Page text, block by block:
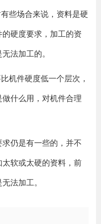
些场合来说，资料是硬
硬度要求，加工的资
法加工的。
机件硬度低一个层次，
什么用，对机件合理
仍是有一些的，并不
软或太硬的资料，前
法加工。